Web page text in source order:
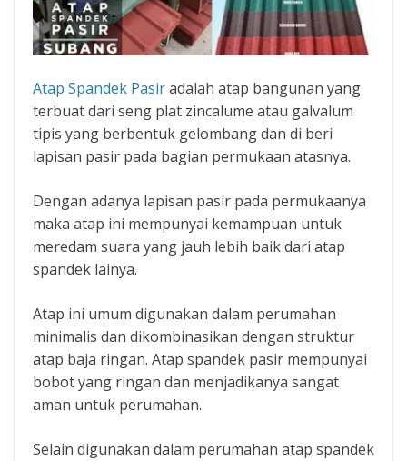
Atap Spandek Pasiradalah atap bangunan yang
terbuat dari seng plat zincalume atau galvalum
tipis yang berbentuk gelombang dan di beri
lapisan pasir pada bagian permukaan atasnya.
Dengan adanya lapisan pasir pada permukaanya
maka atap ini mempunyai kemampuan untuk
meredam suara yang jauh lebih baik dari atap
spandek lainya.
Atap ini umum digunakan dalam perumahan
minimalis dan dikombinasikan dengan struktur
atap baja ringan. Atap spandek pasir mempunyai
bobot yang ringan dan menjadikanya sangat
aman untuk perumahan.
Selain digunakan dalam perumahan atap spandek